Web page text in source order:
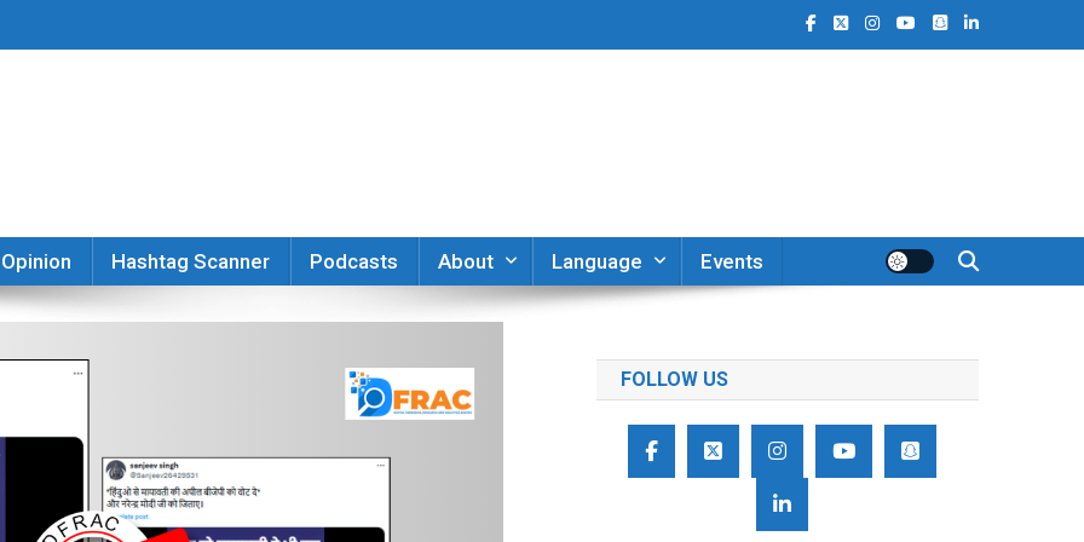
Opinion Hashtag Scanner Podcasts About Language Events
FOLLOW US